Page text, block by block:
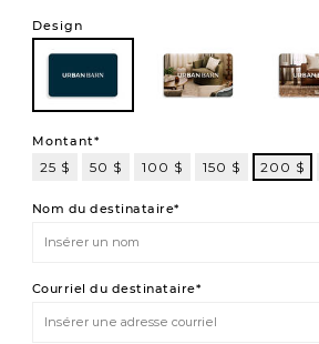
Variations
Design
101 102
101
Montant*
25 $ 50 $ 100 $ 150 $ 200 $
$
Nom du destinataire*
Courriel du destinataire*